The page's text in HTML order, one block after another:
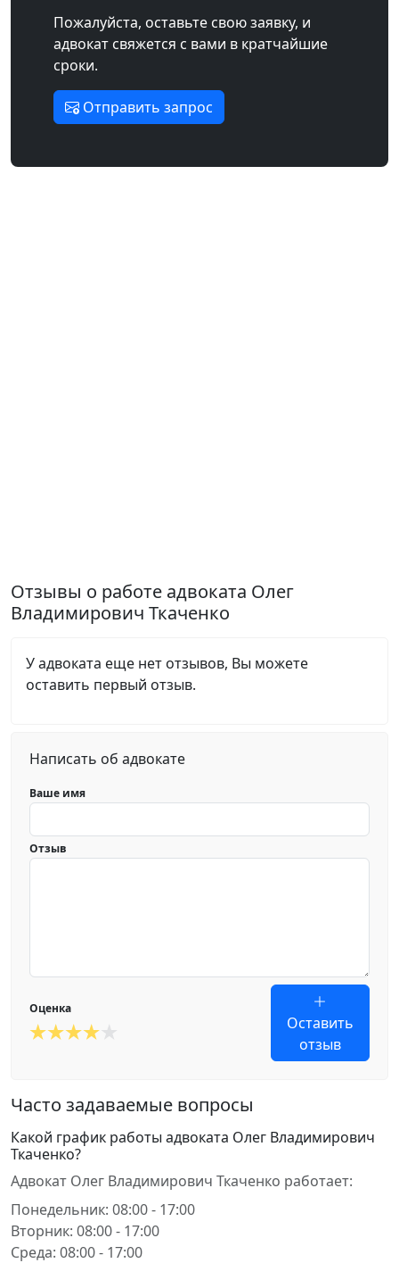
Пожалуйста, оставьте свою заявку, и
адвокат свяжется с вами в кратчайшие
сроки.
Отправить запрос
Отзывы о работе адвоката Олег
Владимирович Ткаченко
У адвоката еще нет отзывов, Вы можете
оставить первый отзыв.
Написать об адвокате
Ваше имя
Отзыв
Оценка
Оставить
отзыв
Часто задаваемые вопросы
Какой график работы адвоката Олег Владимирович
Ткаченко?
Адвокат Олег Владимирович Ткаченко работает:
Понедельник: 08:00 - 17:00
Вторник: 08:00 - 17:00
Среда: 08:00 - 17:00